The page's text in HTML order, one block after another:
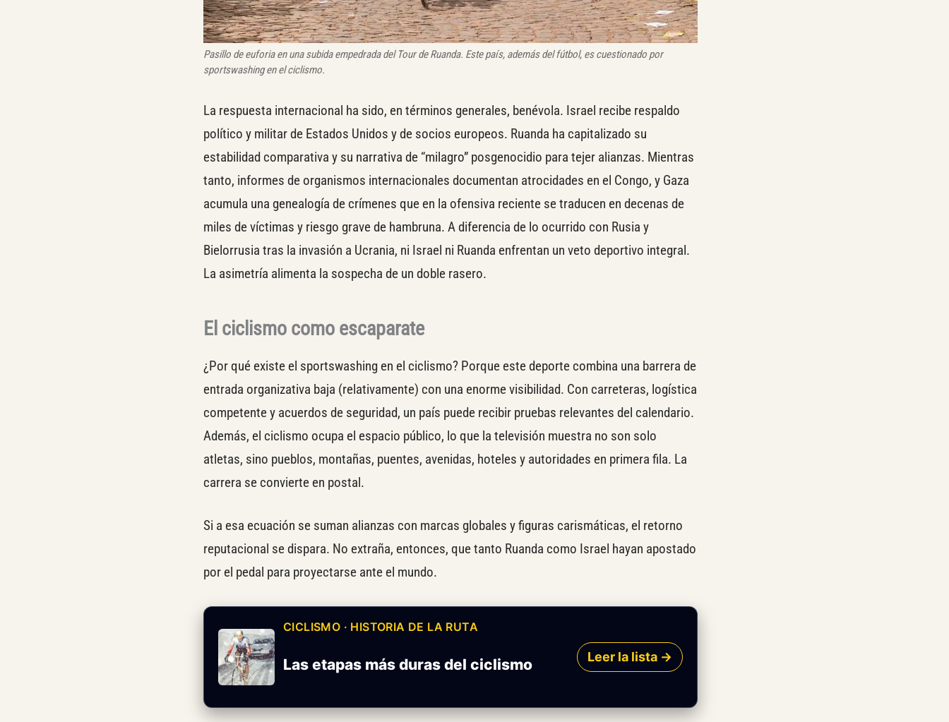
Pasillo de euforia en una subida empedrada del Tour de Ruanda. Este país, además del fútbol, es cuestionado por
sportswashing en el ciclismo.
La respuesta internacional ha sido, en términos generales, benévola. Israel recibe respaldo
político y militar de Estados Unidos y de socios europeos. Ruanda ha capitalizado su
estabilidad comparativa y su narrativa de “milagro” posgenocidio para tejer alianzas. Mientras
tanto, informes de organismos internacionales documentan atrocidades en el Congo, y Gaza
acumula una genealogía de crímenes que en la ofensiva reciente se traducen en decenas de
miles de víctimas y riesgo grave de hambruna. A diferencia de lo ocurrido con Rusia y
Bielorrusia tras la invasión a Ucrania, ni Israel ni Ruanda enfrentan un veto deportivo integral.
La asimetría alimenta la sospecha de un doble rasero.
El ciclismo como escaparate
¿Por qué existe el sportswashing en el ciclismo? Porque este deporte combina una barrera de
entrada organizativa baja (relativamente) con una enorme visibilidad. Con carreteras, logística
competente y acuerdos de seguridad, un país puede recibir pruebas relevantes del calendario.
Además, el ciclismo ocupa el espacio público, lo que la televisión muestra no son solo
atletas, sino pueblos, montañas, puentes, avenidas, hoteles y autoridades en primera fila. La
carrera se convierte en postal.
Si a esa ecuación se suman alianzas con marcas globales y figuras carismáticas, el retorno
reputacional se dispara. No extraña, entonces, que tanto Ruanda como Israel hayan apostado
por el pedal para proyectarse ante el mundo.
CICLISMO · HISTORIA DE LA RUTA
Las etapas más duras del ciclismo Leer la lista →